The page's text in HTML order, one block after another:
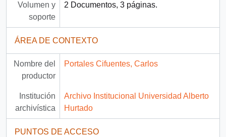
Volumen y
soporte
2 Documentos, 3 páginas.
ÁREA DE CONTEXTO
Nombre del
productor
Portales Cifuentes, Carlos
Institución
archivística
Archivo Institucional Universidad Alberto
Hurtado
PUNTOS DE ACCESO